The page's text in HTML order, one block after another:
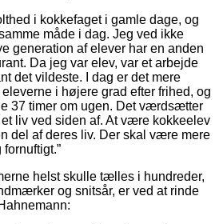
i kokkefaget i gamle dage, og
måde i dag. Jeg ved ikke
genera­tion af elever har en anden
Da jeg var elev, var et arbejde
det vildeste. I dag er det mere
i højere grad efter frihed, og
37 timer om ugen. Det værdsætter
liv ved siden af. At være kokkeelev
del af deres liv. Der skal være mere
helst skulle tælles i hundreder,
og snitsår, er ved at rinde